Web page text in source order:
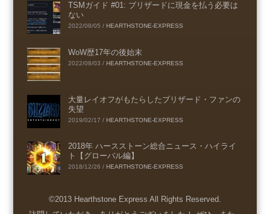
TSMガイド #01: ブリザードに現金を払う必要は
ない
2022/08/05 / HEARTHSTONE-EXPRESS
WoW歴17年の後始末
2022/08/03 / HEARTHSTONE-EXPRESS
大量レイオフがもたらしたブリザード・ファンの
失望
2019/02/17 / HEARTHSTONE-EXPRESS
2018年 ハースストーン総合ニュース・ハイライ
ト【グローバル編】
2018/12/26 / HEARTHSTONE-EXPRESS
©2013 Hearthstone Express All Rights Reserved.